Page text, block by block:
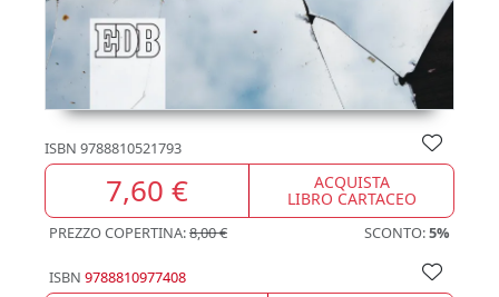
ISBN 9788810521793
7,60 € ACQUISTA
LIBRO CARTACEO
PREZZO COPERTINA:8,00 € SCONTO:5%
ISBN 9788810977408